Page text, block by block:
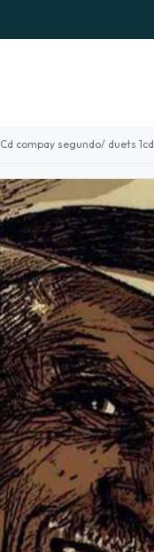
Cd compay segundo/ duets 1cd